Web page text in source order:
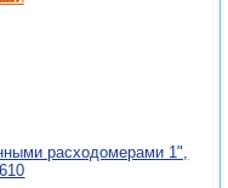
расходомерами 1",